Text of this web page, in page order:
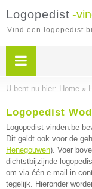
Logopedist -
Vind een logopedist
U bent nu hier: Home »
Logopedist
Logopedist-vinden.be
Dit geldt ook voor de
Henegouwen). Voer
dichtstbijzijnde
om via één e-mail in
tegelijk. Hieronder